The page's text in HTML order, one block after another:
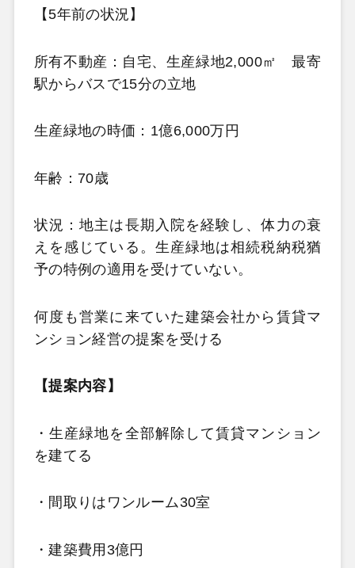
【5年前の状況】
所有不動産：自宅、生産緑地2,000㎡ 最寄
駅からバスで15分の立地
生産緑地の時価：1億6,000万円
年齢：70歳
状況：地主は長期入院を経験し、体力の衰
えを感じている。生産緑地は相続税納税猶
予の特例の適用を受けていない。
何度も営業に来ていた建築会社から賃貸マ
ンション経営の提案を受ける
【提案内容】
・生産緑地を全部解除して賃貸マンション
を建てる
・間取りはワンルーム30室
・建築費用3億円